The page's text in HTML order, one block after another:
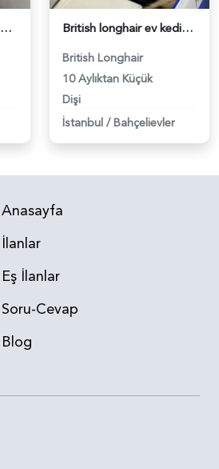
British Longhair 1 Yaşında Kedim Eş Arıyor - 118984348 British longhair ev kedisi - 118984334
British Longhair
10 Aylıktan Küçük
Dişi
İstanbul / Bahçelievler
Anasayfa
İlanlar
Eş İlanlar
Soru-Cevap
Blog